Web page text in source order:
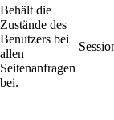
Behält die
Zustände des
Benutzers bei
allen
Seitenanfragen
bei.